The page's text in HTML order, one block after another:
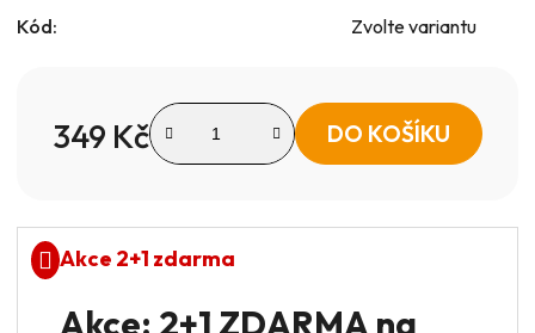
Kód: Zvolte variantu
349 Kč DO KOŠÍKU
Akce 2+1 zdarma
Akce: 2+1 ZDARMA na